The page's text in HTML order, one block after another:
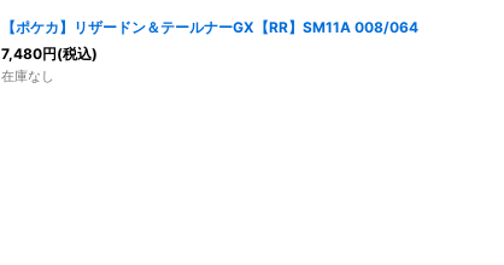
絞り込む
【ポケカ】リザードン＆テールナーGX【RR】SM11A 008/064
7,480円(税込)
在庫なし